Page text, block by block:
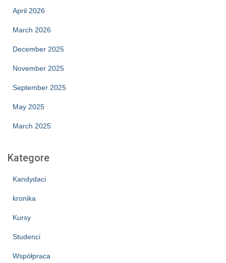
April 2026
March 2026
December 2025
November 2025
September 2025
May 2025
March 2025
Kategore
Kandydaci
kronika
Kursy
Studenci
Współpraca